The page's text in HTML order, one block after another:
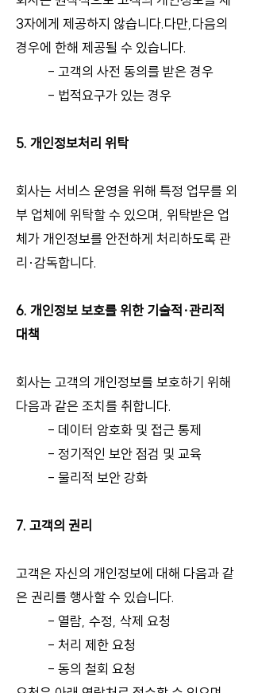
3자에게 제공하지 않습니다.다만,다음의
경우에 한해 제공될 수 있습니다.
- 고객의 사전 동의를 받은 경우
- 법적요구가 있는 경우
5. 개인정보처리 위탁
회사는 서비스 운영을 위해 특정 업무를 외
부 업체에 위탁할 수 있으며, 위탁받은 업
체가 개인정보를 안전하게 처리하도록 관
리·감독합니다.
6. 개인정보 보호를 위한 기술적·관리적
대책
회사는 고객의 개인정보를 보호하기 위해
다음과 같은 조치를 취합니다.
​- 데이터 암호화 및 접근 통제
- 정기적인 보안 점검 및 교육
- 물리적 보안 강화
7. 고객의 권리
고객은 자신의 개인정보에 대해 다음과 같
은 권리를 행사할 수 있습니다.
- 열람, 수정, 삭제 요청
- 처리 제한 요청
- 동의 철회 요청